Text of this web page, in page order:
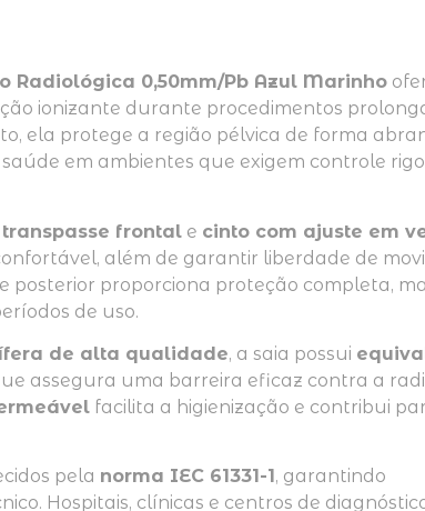
Radiológica 0,50mm/Pb Azul Marinho
ionizante durante procedimentos
ela protege a região pélvica de forma
em ambientes que exigem controle
transpasse frontale cinto com ajuste em
além de garantir liberdade de
posterior proporciona proteção completa,
de uso.
de alta qualidade, a saia possui
assegura uma barreira eficaz contra a
facilita a higienização e contribui
pela norma IEC 61331-1 , garantindo
Hospitais, clínicas e centros de